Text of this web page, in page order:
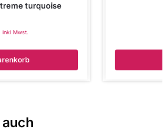
turquoise
inkl Mwst.